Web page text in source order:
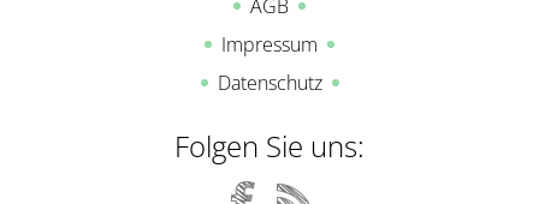
AGB
Impressum
Datenschutz
Folgen Sie uns: